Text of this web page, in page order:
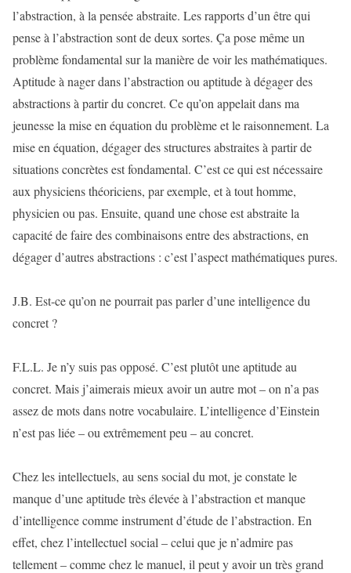
l’abstraction, à la pensée abstraite. Les rapports d’un être qui
pense à l’abstraction sont de deux sortes. Ça pose même un
problème fondamental sur la manière de voir les mathématiques.
Aptitude à nager dans l’abstraction ou aptitude à dégager des
abstractions à partir du concret. Ce qu’on appelait dans ma
jeunesse la mise en équation du problème et le raisonnement. La
mise en équation, dégager des structures abstraites à partir de
situations concrètes est fondamental. C’est ce qui est nécessaire
aux physiciens théoriciens, par exemple, et à tout homme,
physicien ou pas. Ensuite, quand une chose est abstraite la
capacité de faire des combinaisons entre des abstractions, en
dégager d’autres abstractions : c’est l’aspect mathématiques pures.
J.B. Est-ce qu’on ne pourrait pas parler d’une intelligence du
concret ?
F.L.L. Je n’y suis pas opposé. C’est plutôt une aptitude au
concret. Mais j’aimerais mieux avoir un autre mot – on n’a pas
assez de mots dans notre vocabulaire. L’intelligence d’Einstein
n’est pas liée – ou extrêmement peu – au concret.
Chez les intellectuels, au sens social du mot, je constate le
manque d’une aptitude très élevée à l’abstraction et manque
d’intelligence comme instrument d’étude de l’abstraction. En
effet, chez l’intellectuel social – celui que je n’admire pas
tellement – comme chez le manuel, il peut y avoir un très grand